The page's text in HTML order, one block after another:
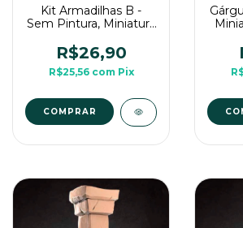
Kit Armadilhas B -
Sem Pintura, Miniatura
de Mesa
R$26,90
R$25,56 com Pix